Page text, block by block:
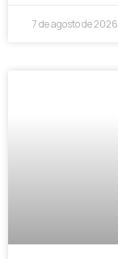
7 de agosto de 2026